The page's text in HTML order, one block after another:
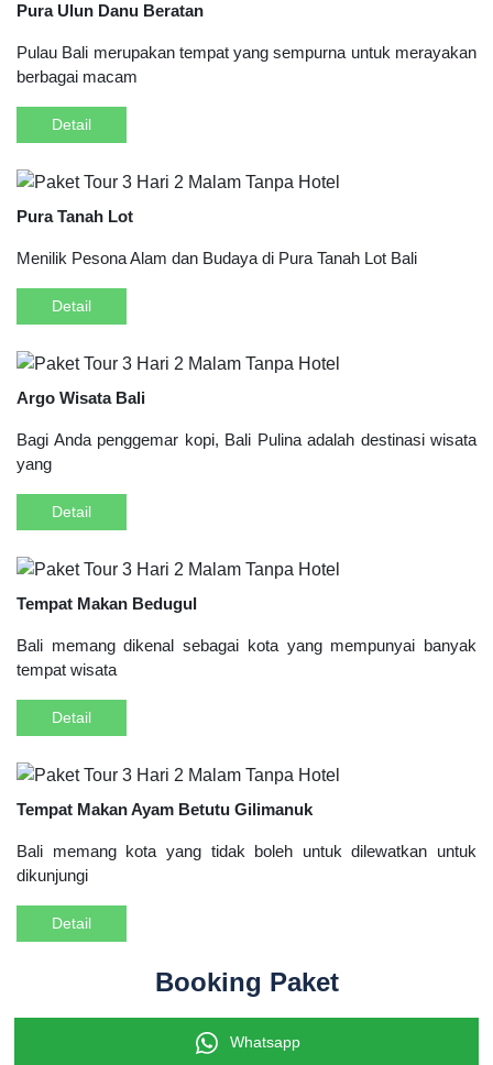
Pura Ulun Danu Beratan
Pulau Bali merupakan tempat yang sempurna untuk merayakan
berbagai macam
Detail
Pura Tanah Lot
Menilik Pesona Alam dan Budaya di Pura Tanah Lot Bali
Detail
Argo Wisata Bali
Bagi Anda penggemar kopi, Bali Pulina adalah destinasi wisata
yang
Detail
Tempat Makan Bedugul
Bali memang dikenal sebagai kota yang mempunyai banyak
tempat wisata
Detail
Tempat Makan Ayam Betutu Gilimanuk
Bali memang kota yang tidak boleh untuk dilewatkan untuk
dikunjungi
Detail
Booking Paket
Whatsapp